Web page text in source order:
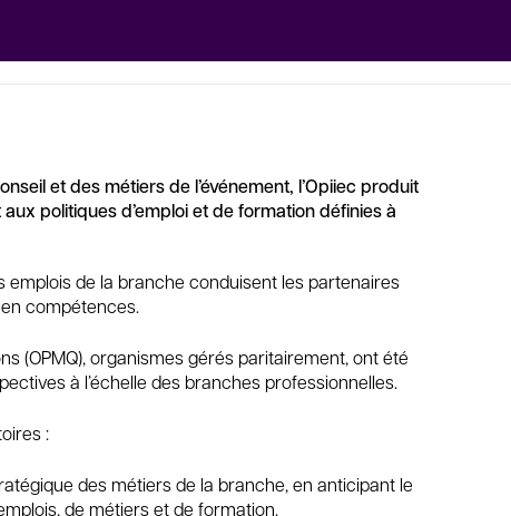
et des métiers de l’événement, l’Opiiec produit
politiques d’emploi et de formation définies à
de la branche conduisent les partenaires
compétences.
(OPMQ), organismes gérés paritairement, ont été
à l’échelle des branches professionnelles.
:
des métiers de la branche, en anticipant le
de métiers et de formation.